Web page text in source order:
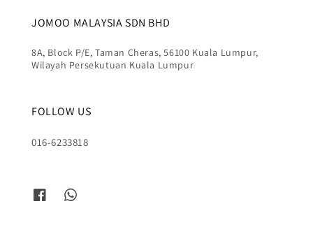
JOMOO MALAYSIA SDN BHD
8A, Block P/E, Taman Cheras, 56100 Kuala Lumpur,
Wilayah Persekutuan Kuala Lumpur
FOLLOW US
016-6233818